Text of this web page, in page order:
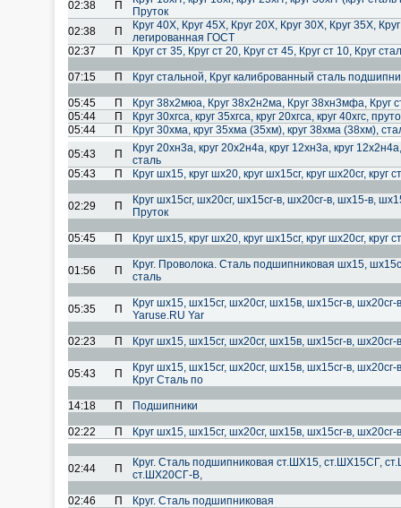
02:38 П
Пруток
02:38
П
Круг 40Х, Круг 45Х, Круг 20Х, Круг 30Х, Круг 35Х,
легированная ГОСТ
02:37
П Круг ст 35, Круг ст 20, Круг ст 45, Круг ст 10, Круг
07:15 П Круг стальной, Круг калиброванный сталь
05:45 П
Круг 38х2мюа, Круг 38х2н2ма, Круг 38хн3мфа, Круг
05:44
П
Круг 30хгса, круг 35хгса, круг 20хгса, круг 40хгс,
05:44
П
Круг 30хма, круг 35хма (35хм), круг 38хма (38хм),
05:43
П
Круг 20хн3а, круг 20х2н4а, круг 12хн3а, круг
сталь
05:43
П Круг шх15, круг шх20, круг шх15сг, круг шх20сг,
02:29 П
Круг шх15сг, шх20сг, шх15сг-в, шх20сг-в, шх15-в,
Пруток
05:45 П Круг шх15, круг шх20, круг шх15сг, круг шх20сг,
01:56 П
Круг. Проволока. Сталь подшипниковая шх15,
сталь
05:35 П
Круг шх15, шх15сг, шх20сг, шх15в, шх15сг-в,
Yaruse.RU Yar
02:23 П Круг шх15, шх15сг, шх20сг, шх15в, шх15сг-в,
05:43 П
Круг шх15, шх15сг, шх20сг, шх15в, шх15сг-в,
Круг Сталь по
14:18 П Подшипники
02:22 П Круг шх15, шх15сг, шх20сг, шх15в, шх15сг-в,
02:44 П
Круг. Сталь подшипниковая ст.ШХ15, ст.ШХ15СГ,
ст.ШХ20СГ-В,
02:46 П Круг. Сталь подшипниковая